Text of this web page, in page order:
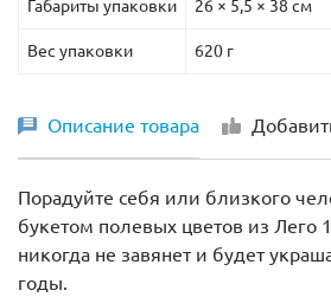
Габариты упаковки 26 × 5,5 × 38 см
Вес упаковки 620 г
Описание товара
Порадуйте себя или близкого
букетом полевых цветов из Лего
никогда не завянет и будет
годы.